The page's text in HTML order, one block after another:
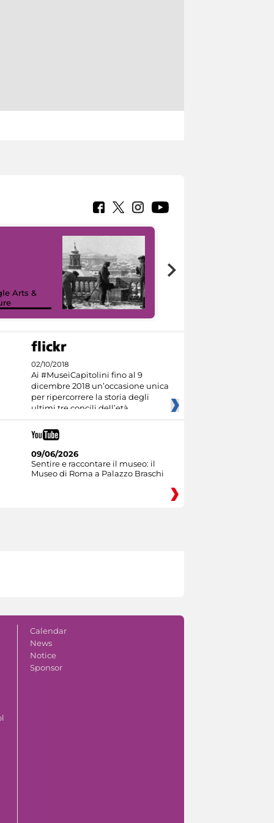
Arts &
02/10/2018
Ai #MuseiCapitolini fino al 9
dicembre 2018 un’occasione unica
per ripercorrere la storia degli
ultimi tre concili dell’età
09/06/2026
Sentire e raccontare il museo: il
Museo di Roma a Palazzo Braschi
Calendar
News
Notice
Sponsor